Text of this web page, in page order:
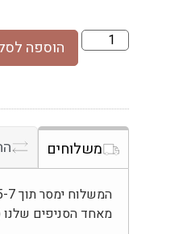
הוספה
משלוחים
מאחד הסניפים